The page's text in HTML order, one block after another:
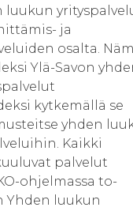
luukun
ja
osalta.
Ylä-Savon
kytkemällä se
yhden
Kaikki
palvelut
ohjelmassa to-
Yhden luukun